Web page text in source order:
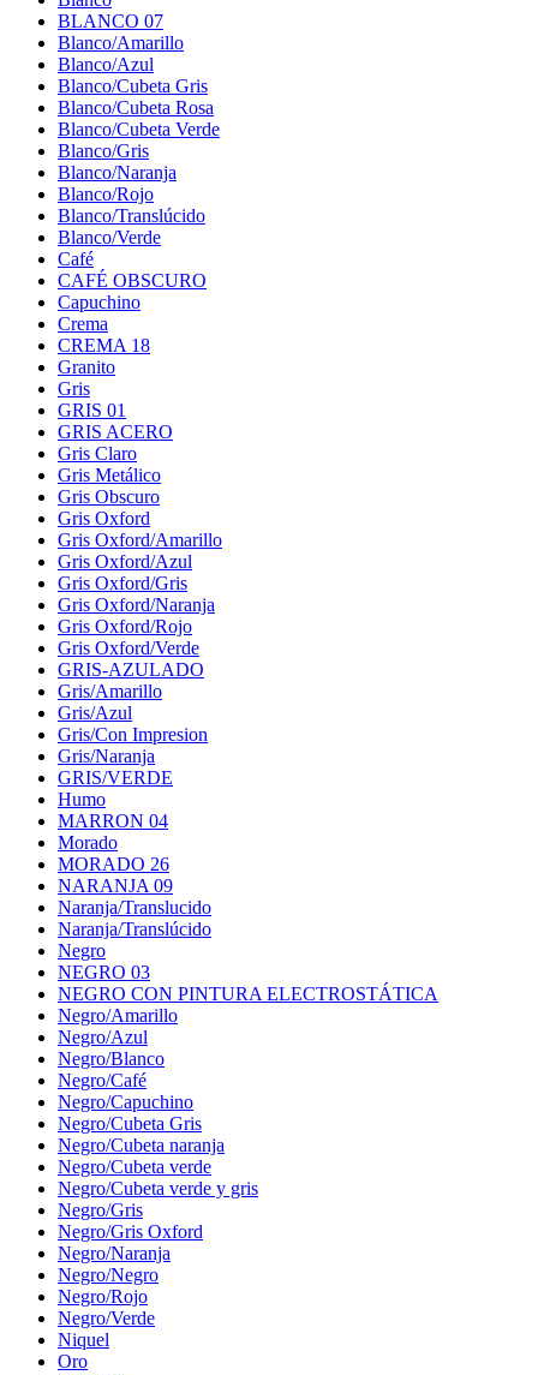
BLANCO 07
Blanco/Amarillo
Blanco/Azul
Blanco/Cubeta Gris
Blanco/Cubeta Rosa
Blanco/Cubeta Verde
Blanco/Gris
Blanco/Naranja
Blanco/Rojo
Blanco/Translúcido
Blanco/Verde
Café
CAFÉ OBSCURO
Capuchino
Crema
CREMA 18
Granito
Gris
GRIS 01
GRIS ACERO
Gris Claro
Gris Metálico
Gris Obscuro
Gris Oxford
Gris Oxford/Amarillo
Gris Oxford/Azul
Gris Oxford/Gris
Gris Oxford/Naranja
Gris Oxford/Rojo
Gris Oxford/Verde
GRIS-AZULADO
Gris/Amarillo
Gris/Azul
Gris/Con Impresion
Gris/Naranja
GRIS/VERDE
Humo
MARRON 04
Morado
MORADO 26
NARANJA 09
Naranja/Translucido
Naranja/Translúcido
Negro
NEGRO 03
NEGRO CON PINTURA ELECTROSTÁTICA
Negro/Amarillo
Negro/Azul
Negro/Blanco
Negro/Café
Negro/Capuchino
Negro/Cubeta Gris
Negro/Cubeta naranja
Negro/Cubeta verde
Negro/Cubeta verde y gris
Negro/Gris
Negro/Gris Oxford
Negro/Naranja
Negro/Negro
Negro/Rojo
Negro/Verde
Niquel
Oro